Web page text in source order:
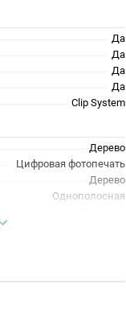
Да
Да
Да
Да
Clip System
Дерево
Цифровая фотопечать
Дерево
Однополосная